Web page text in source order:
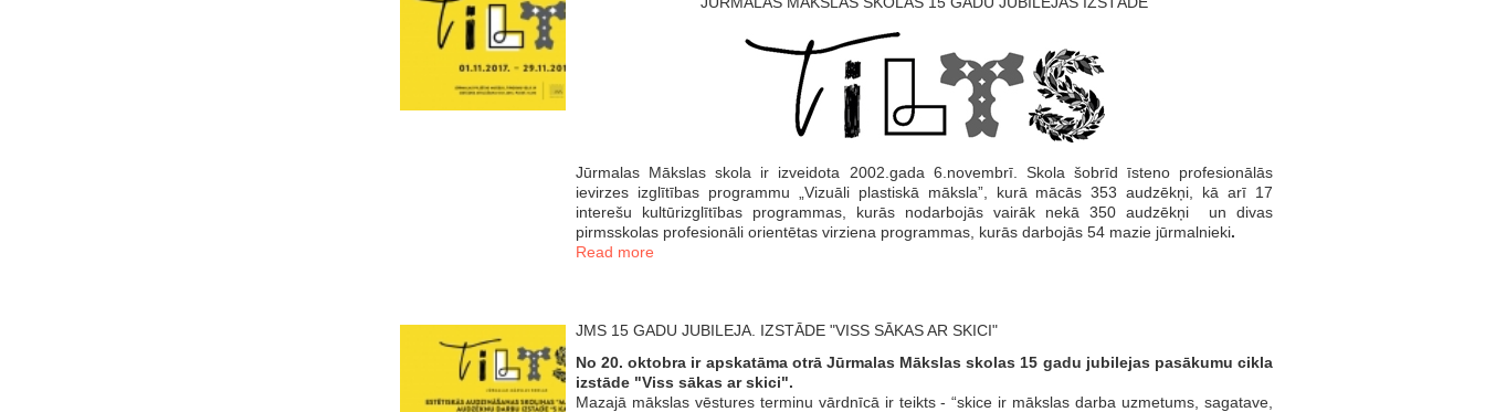
Jūrmalas Mākslas skola ir izveidota 2002.gada 6.novembrī. Skola šobrīd īsteno profesionālās
ievirzes izglītības programmu „Vizuāli plastiskā māksla”, kurā mācās 353 audzēkņi, kā arī 17
interešu kultūrizglītības programmas, kurās nodarbojās vairāk nekā 350 audzēkņi un divas
pirmsskolas profesionāli orientētas virziena programmas, kurās darbojās 54 mazie jūrmalnieki.
Read more
JMS 15 GADU JUBILEJA. IZSTĀDE "VISS SĀKAS AR SKICI"
No 20. oktobra ir apskatāma otrā Jūrmalas Mākslas skolas 15 gadu jubilejas pasākumu cikla
izstāde "Viss sākas ar skici".
Mazajā mākslas vēstures terminu vārdnīcā ir teikts - “skice ir mākslas darba uzmetums, sagatave,